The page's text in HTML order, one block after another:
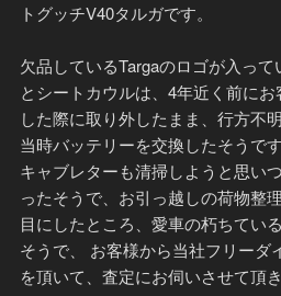
トグッチV40タルガです。
欠品しているTargaのロゴが入っ
とシートカウルは、4年近く前に
した際に取り外したまま、行方不明
当時バッテリーを交換したそうで
キャブレターも清掃しようと思い
ったそうで、お引っ越しの荷物整
目にしたところ、愛車の朽ちてい
そうで、 お客様から当社フリーダ
を頂いて、査定にお伺いさせて頂き